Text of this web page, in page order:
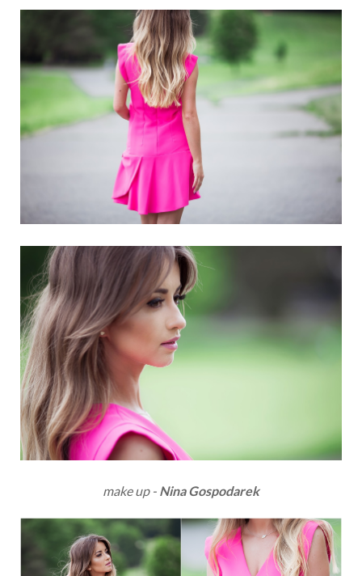
make up - Nina Gospodarek